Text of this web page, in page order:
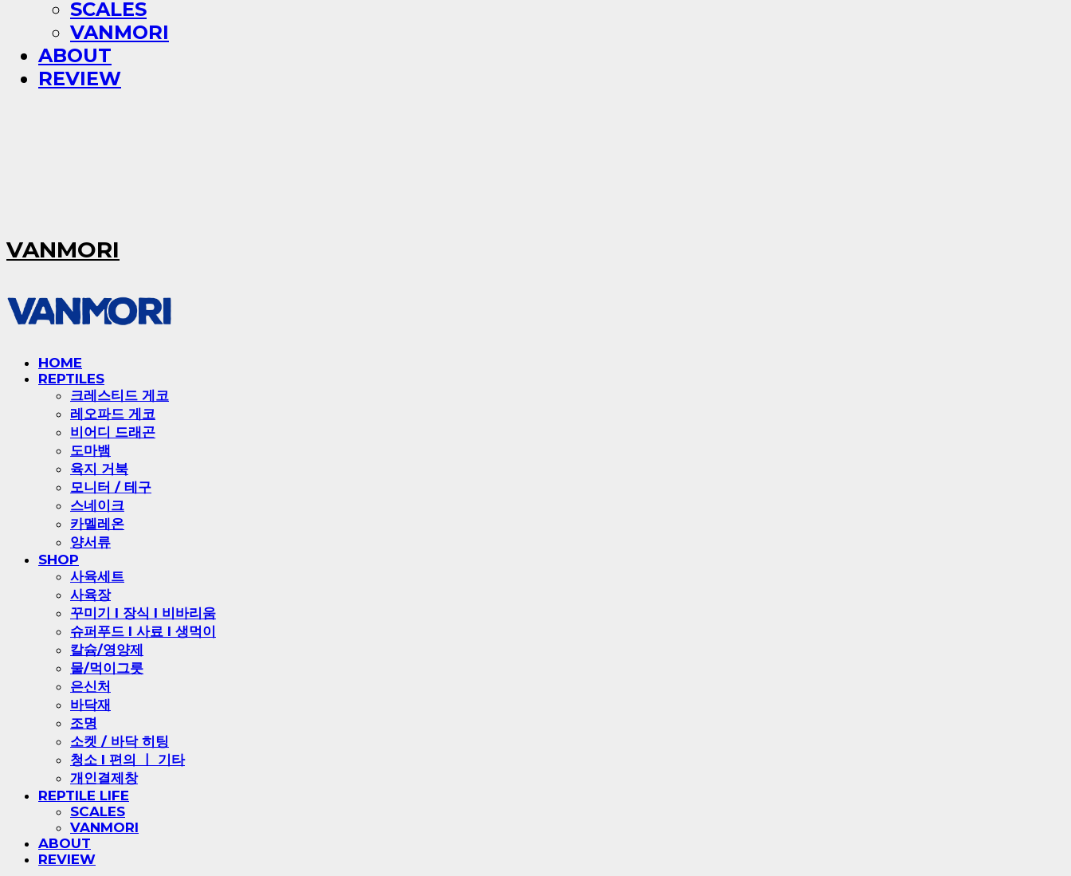
SCALES
VANMORI
ABOUT
REVIEW
VANMORI
HOME
REPTILES
크레스티드 게코
레오파드 게코
비어디 드래곤
도마뱀
육지 거북
모니터 / 테구
스네이크
카멜레온
양서류
SHOP
사육세트
사육장
꾸미기 l 장식 l 비바리움
슈퍼푸드 l 사료 l 생먹이
칼슘/영양제
물/먹이그릇
은신처
바닥재
조명
소켓 / 바닥 히팅
청소 l 편의 ㅣ 기타
개인결제창
REPTILE LIFE
SCALES
VANMORI
ABOUT
REVIEW